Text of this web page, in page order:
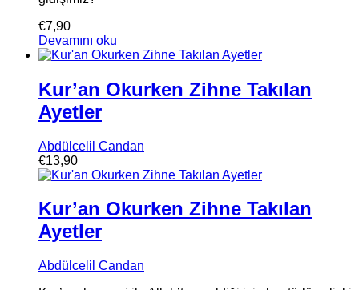
€7,90
Devamını oku
Kur’an Okurken Zihne Takılan
Ayetler
Abdülcelil Candan
€13,90
Kur’an Okurken Zihne Takılan
Ayetler
Abdülcelil Candan